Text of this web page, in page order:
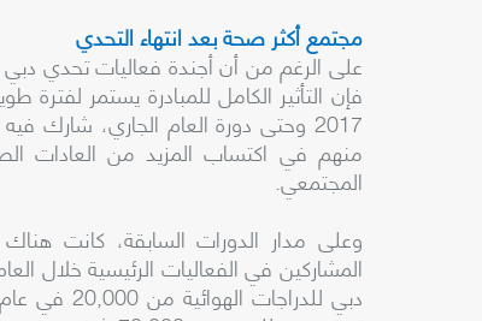
مجتمع أكثر صحة بعد انتهاء التحدي
على الرغم من أن أجندة فعاليات تحدي دبي
فإن التأثير الكامل للمبادرة يستمر لفترة
منهم في اكتساب المزيد من العادات
المجتمعي.
وعلى مدار الدورات السابقة، كانت